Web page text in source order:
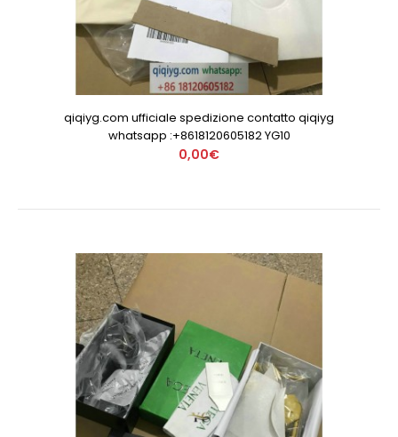
qiqiyg.com ufficiale spedizione contatto qiqiyg
whatsapp :+8618120605182 YG10
0,00€